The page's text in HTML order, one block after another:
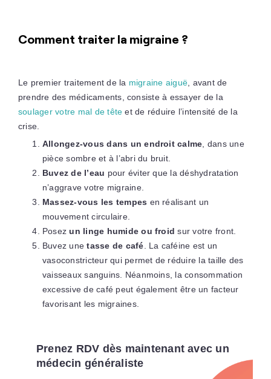
Comment traiter la migraine ?
Le premier traitement de la migraine aiguë , avant de
prendre des médicaments, consiste à essayer de la
soulager votre mal de tête et de réduire l’intensité de la
crise.
Allongez-vous dans un endroit calme , dans une
pièce sombre et à l’abri du bruit.
Buvez de l’eau pour éviter que la déshydratation
n’aggrave votre migraine.
Massez-vous les tempes en réalisant un
mouvement circulaire.
Posezun linge humide ou froid sur votre front.
Buvez unetasse de café . La caféine est un
vasoconstricteur qui permet de réduire la taille des
vaisseaux sanguins. Néanmoins, la consommation
excessive de café peut également être un facteur
favorisant les migraines.
Prenez RDV dès maintenant avec un
médecin généraliste